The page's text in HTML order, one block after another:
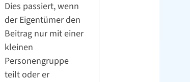
Dies passiert, wenn
der Eigentümer den
Beitrag nur mit einer
kleinen
Personengruppe
teilt oder er